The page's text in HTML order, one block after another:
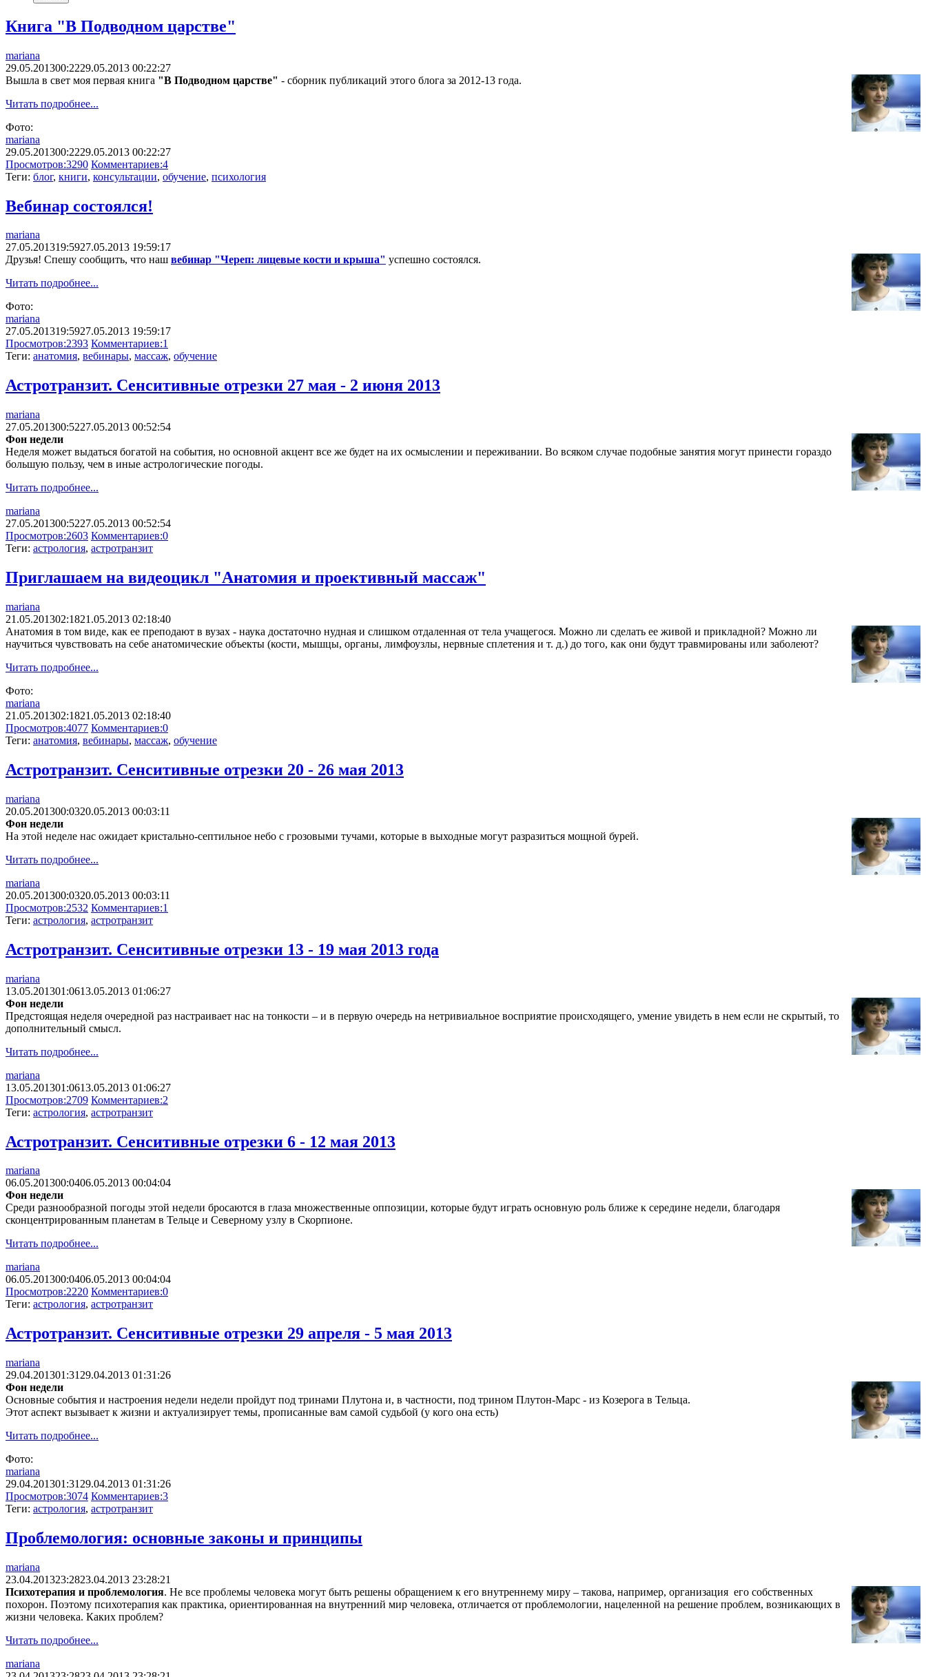
Книга "В Подводном царстве"
mariana
29.05.201300:2229.05.2013 00:22:27
Вышла в свет моя первая книга "В Подводном царстве" - сборник публикаций этого блога за 2012-13 года.
Читать подробнее...
Фото:
mariana
29.05.201300:2229.05.2013 00:22:27
Просмотров:3290 Комментариев:4
Теги: блог, книги, консультации, обучение, психология
Вебинар состоялся!
mariana
27.05.201319:5927.05.2013 19:59:17
Друзья! Спешу сообщить, что наш вебинар "Череп: лицевые кости и крыша" успешно состоялся.
Читать подробнее...
Фото:
mariana
27.05.201319:5927.05.2013 19:59:17
Просмотров:2393 Комментариев:1
Теги: анатомия, вебинары, массаж, обучение
Астротранзит. Сенситивные отрезки 27 мая - 2 июня 2013
mariana
27.05.201300:5227.05.2013 00:52:54
Фон недели
Неделя может выдаться богатой на события, но основной акцент все же будет на их осмыслении и переживании. Во всяком случае подобные занятия могут принести гораздо
большую пользу, чем в иные астрологические погоды.
Читать подробнее...
mariana
27.05.201300:5227.05.2013 00:52:54
Просмотров:2603 Комментариев:0
Теги: астрология, астротранзит
Приглашаем на видеоцикл "Анатомия и проективный массаж"
mariana
21.05.201302:1821.05.2013 02:18:40
Анатомия в том виде, как ее преподают в вузах - наука достаточно нудная и слишком отдаленная от тела учащегося. Можно ли сделать ее живой и прикладной? Можно ли
научиться чувствовать на себе анатомические объекты (кости, мышцы, органы, лимфоузлы, нервные сплетения и т. д.) до того, как они будут травмированы или заболеют?
Читать подробнее...
Фото:
mariana
21.05.201302:1821.05.2013 02:18:40
Просмотров:4077 Комментариев:0
Теги: анатомия, вебинары, массаж, обучение
Астротранзит. Сенситивные отрезки 20 - 26 мая 2013
mariana
20.05.201300:0320.05.2013 00:03:11
Фон недели
На этой неделе нас ожидает кристально-септильное небо с грозовыми тучами, которые в выходные могут разразиться мощной бурей.
Читать подробнее...
mariana
20.05.201300:0320.05.2013 00:03:11
Просмотров:2532 Комментариев:1
Теги: астрология, астротранзит
Астротранзит. Сенситивные отрезки 13 - 19 мая 2013 года
mariana
13.05.201301:0613.05.2013 01:06:27
Фон недели
Предстоящая неделя очередной раз настраивает нас на тонкости – и в первую очередь на нетривиальное восприятие происходящего, умение увидеть в нем если не скрытый, то
дополнительный смысл.
Читать подробнее...
mariana
13.05.201301:0613.05.2013 01:06:27
Просмотров:2709 Комментариев:2
Теги: астрология, астротранзит
Астротранзит. Сенситивные отрезки 6 - 12 мая 2013
mariana
06.05.201300:0406.05.2013 00:04:04
Фон недели
Среди разнообразной погоды этой недели бросаются в глаза множественные оппозиции, которые будут играть основную роль ближе к середине недели, благодаря
сконцентрированным планетам в Тельце и Северному узлу в Скорпионе.
Читать подробнее...
mariana
06.05.201300:0406.05.2013 00:04:04
Просмотров:2220 Комментариев:0
Теги: астрология, астротранзит
Астротранзит. Сенситивные отрезки 29 апреля - 5 мая 2013
mariana
29.04.201301:31 29.04.2013 01:31:26
Фон недели
Основные события и настроения недели недели пройдут под тринами Плутона и, в частности, под трином Плутон-Марс - из Козерога в Тельца.
Этот аспект вызывает к жизни и актуализирует темы, прописанные вам самой судьбой (у кого она есть)
Читать подробнее...
Фото:
mariana
29.04.201301:31 29.04.2013 01:31:26
Просмотров:3074 Комментариев:3
Теги: астрология, астротранзит
Проблемология: основные законы и принципы
mariana
23.04.201323:2823.04.2013 23:28:21
Психотерапия и проблемология. Не все проблемы человека могут быть решены обращением к его внутреннему миру – такова, например, организация его собственных
похорон. Поэтому психотерапия как практика, ориентированная на внутренний мир человека, отличается от проблемологии, нацеленной на решение проблем, возникающих в
жизни человека. Каких проблем?
Читать подробнее...
mariana